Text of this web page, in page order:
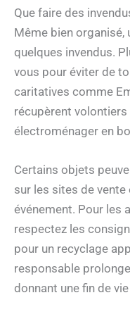
Que faire des
Même bien organisé,
quelques invendus.
vous pour éviter de
caritatives comme
récupèrent
électroménager en
Certains objets
sur les sites de vente
événement. Pour les
respectez les
pour un recyclage
responsable
donnant une fin de